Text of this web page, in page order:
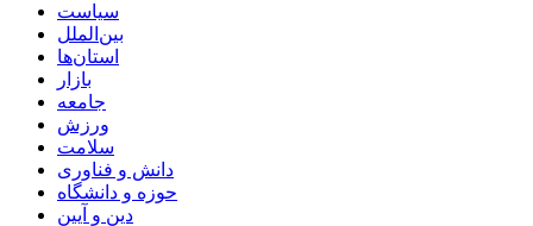
سیاست
بین‌الملل
استان‌ها
بازار
جامعه
ورزش
سلامت
دانش و فناوری
حوزه و دانشگاه
دین و آیین